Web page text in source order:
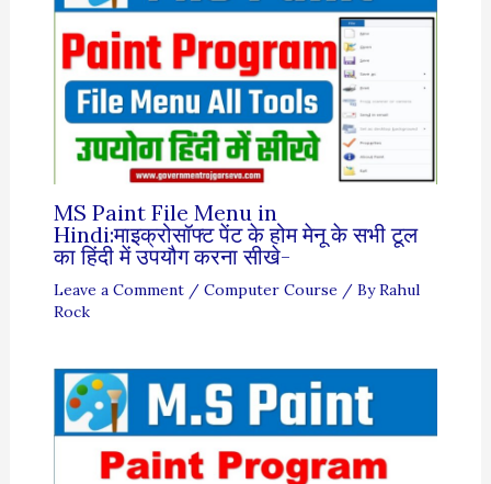
MS Paint File Menu in
Hindi:माइक्रोसॉफ्ट पेंट के होम मेनू के सभी टूल
का हिंदी में उपयौग करना सीखे-
Leave a Comment / Computer Course/ ByRahul
Rock